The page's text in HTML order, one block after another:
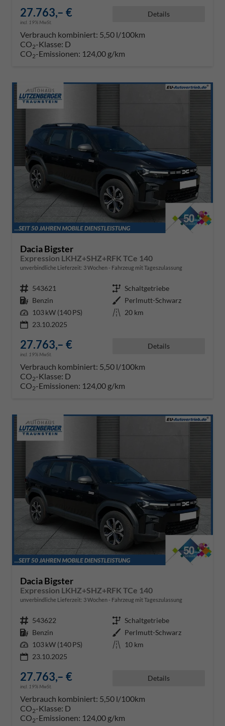
27.763,– €
incl. 19% MwSt.
Details
Verbrauch kombiniert: 5,50 l/100km
CO2-Klasse: D
CO2-Emissionen: 124,00 g/km
Dacia Bigster
Expression LKHZ+SHZ+RFK TCe 140
unverbindliche Lieferzeit: 3 Wochen Fahrzeug mit Tageszulassung
Fahrzeugnr. 543621 Getriebe Schaltgetriebe
Kraftstoff Benzin Außenfarbe Perlmutt-Schwarz
Leistung 103 kW (140 PS) Kilometerstand 20 km
23.10.2025
27.763,– €
incl. 19% MwSt.
Details
Verbrauch kombiniert: 5,50 l/100km
CO2-Klasse: D
CO2-Emissionen: 124,00 g/km
Dacia Bigster
Expression LKHZ+SHZ+RFK TCe 140
unverbindliche Lieferzeit: 3 Wochen Fahrzeug mit Tageszulassung
Fahrzeugnr. 543622 Getriebe Schaltgetriebe
Kraftstoff Benzin Außenfarbe Perlmutt-Schwarz
Leistung 103 kW (140 PS) Kilometerstand 10 km
23.10.2025
27.763,– €
incl. 19% MwSt.
Details
Verbrauch kombiniert: 5,50 l/100km
CO2-Klasse: D
CO2-Emissionen: 124,00 g/km